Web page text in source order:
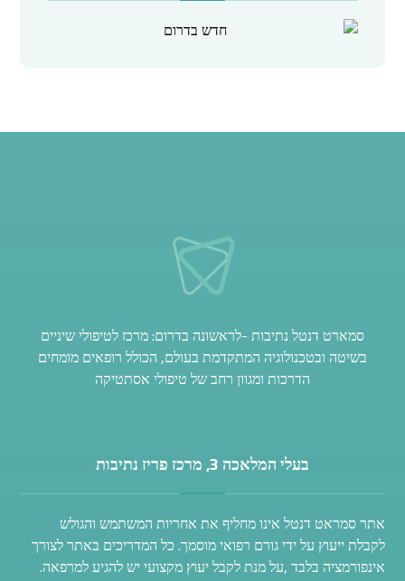
סמארט דנטל נתיבות -לראשונה בדרום: מרכז לטיפולי שיניים
בשיטה ובטכנולוגיה המתקדמת בעולם, הכולל רופאים מומחים
הדרכות ומגוון רחב של טיפולי אסתטיקה
בעלי המלאכה 3, מרכז פריז נתיבות
אתר סמראט דנטל אינו מחליף את אחריות המשתמש והגולש
לקבלת ייעוץ על ידי גורם רפואי מוסמך. כל המדריכים באתר לצורך
אינפורמציה בלבד ,על מנת לקבל יעוץ מקצועי יש להגיע למרפאה.